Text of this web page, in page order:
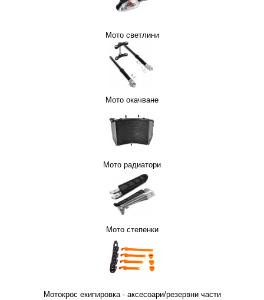
Мото светлини
Мото окачване
Мото радиатори
Мото степенки
Мотокрос екипировка - аксесоари/резервни части